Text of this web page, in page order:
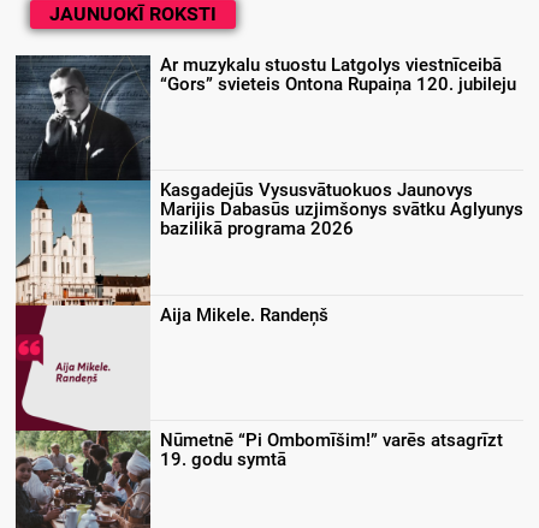
JAUNUOKĪ ROKSTI
Ar muzykalu stuostu Latgolys viestnīceibā
“Gors” svieteis Ontona Rupaiņa 120. jubileju
Kasgadejūs Vysusvātuokuos Jaunovys
Marijis Dabasūs uzjimšonys svātku Aglyunys
bazilikā programa 2026
Aija Mikele. Randeņš
Nūmetnē “Pi Ombomīšim!” varēs atsagrīzt
19. godu symtā